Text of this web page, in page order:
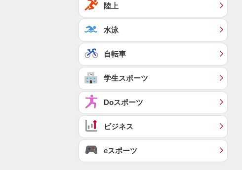
陸上
水泳
自転車
学生スポーツ
Doスポーツ
ビジネス
eスポーツ